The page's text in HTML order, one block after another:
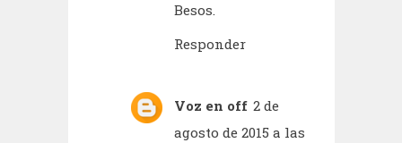
Besos.
Responder
Voz en off 2 de
agosto de 2015 a las